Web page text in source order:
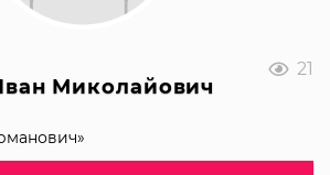
21
Миколайович